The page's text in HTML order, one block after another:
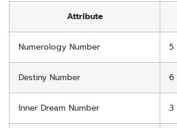
Attribute
Numerology Number 5
Destiny Number 6
Inner Dream Number 3